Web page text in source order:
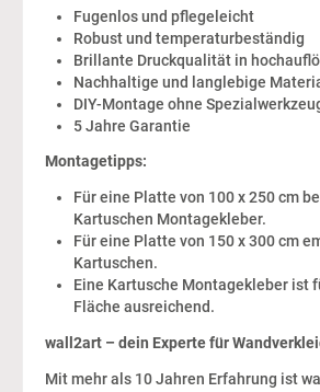
Fugenlos und pflegeleicht
Robust und temperaturbeständig
Brillante Druckqualität in
Nachhaltige und langlebige
DIY-Montage ohne
5 Jahre Garantie
Montagetipps:
Für eine Platte von 100 x 250 cm
Kartuschen Montagekleber.
Für eine Platte von 150 x 300 cm
Kartuschen.
Eine Kartusche Montagekleber ist
Fläche ausreichend.
wall2art – dein Experte für
Mit mehr als 10 Jahren Erfahrung ist